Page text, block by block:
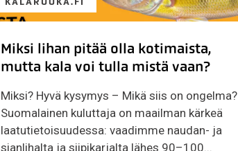
Miksi lihan pitää olla kotimaista,
mutta kala voi tulla mistä vaan?
Miksi? Hyvä kysymys – Mikä siis on ongelma?
Suomalainen kuluttaja on maailman kärkeä
laatutietoisuudessa: vaadimme naudan- ja
sianlihalta ja siipikarjalta lähes 90–100...